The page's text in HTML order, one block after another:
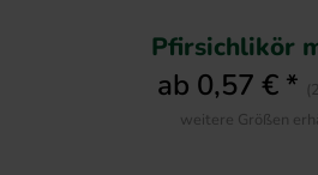
Pfirsichlikör
ab 0,57 € *
weitere Größen